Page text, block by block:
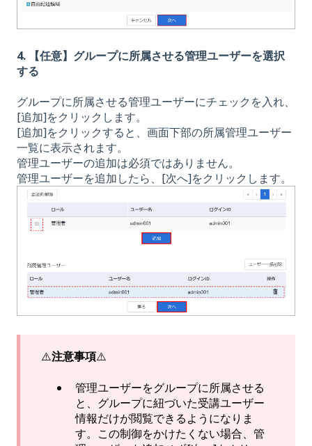
4. 【任意】グループに所属させる管理ユーザーを選択
する
グループに所属させる管理ユーザーにチェックを入れ、
[追加]をクリックします。
[追加]をクリックすると、画面下部の所属管理ユーザー
一覧に表示されます。
管理ユーザーの追加は必須ではありません。
管理ユーザーを追加したら、[次へ]をクリックします。
⚠️注意事項⚠️
管理ユーザーをグループに所属させる
と、グループに紐づいた受講ユーザー
情報だけが閲覧できるようになりま
す。この制御をかけたくない場合、管